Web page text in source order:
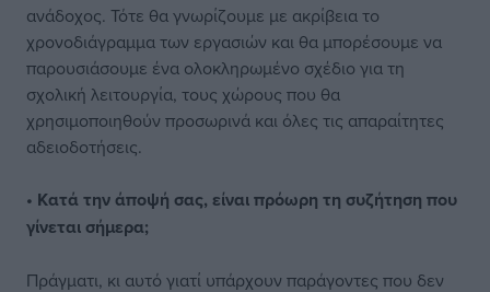
ανάδοχος. Τότε θα γνωρίζουμε με ακρίβεια το
χρονοδιάγραμμα των εργασιών και θα μπορέσουμε να
παρουσιάσουμε ένα ολοκληρωμένο σχέδιο για τη
σχολική λειτουργία, τους χώρους που θα
χρησιμοποιηθούν προσωρινά και όλες τις απαραίτητες
αδειοδοτήσεις.
• Κατά την άποψή σας, είναι πρόωρη τη συζήτηση που
γίνεται σήμερα;
Πράγματι, κι αυτό γιατί υπάρχουν παράγοντες που δεν